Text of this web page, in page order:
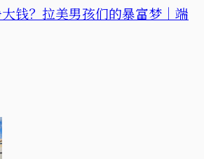
大钱？拉美男孩们的暴富梦｜端